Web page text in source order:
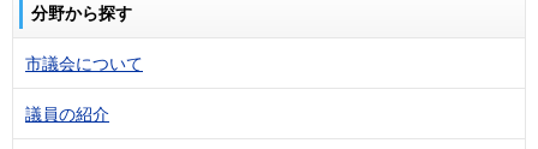
分野から探す
市議会について
議員の紹介